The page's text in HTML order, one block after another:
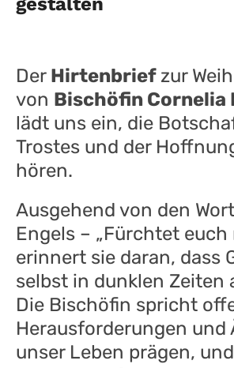
Der Hirtenbrief zur
von Bischöfin Cornelia
lädt uns ein, die
Trostes und der
hören.
Ausgehend von den
Engels – „Fürchtet euch
erinnert sie daran, dass
selbst in dunklen Zeiten
Die Bischöfin spricht
Herausforderungen und
unser Leben prägen,